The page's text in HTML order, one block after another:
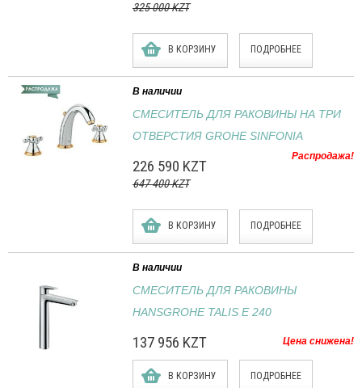
325 000 KZT
В КОРЗИНУ ПОДРОБНЕЕ
В наличии
СМЕСИТЕЛЬ ДЛЯ РАКОВИНЫ НА ТРИ
ОТВЕРСТИЯ GROHE SINFONIA
Распродажа!
226 590 KZT
647 400 KZT
В КОРЗИНУ ПОДРОБНЕЕ
В наличии
СМЕСИТЕЛЬ ДЛЯ РАКОВИНЫ
HANSGROHE TALIS E 240
Цена снижена!
137 956 KZT
В КОРЗИНУ ПОДРОБНЕЕ